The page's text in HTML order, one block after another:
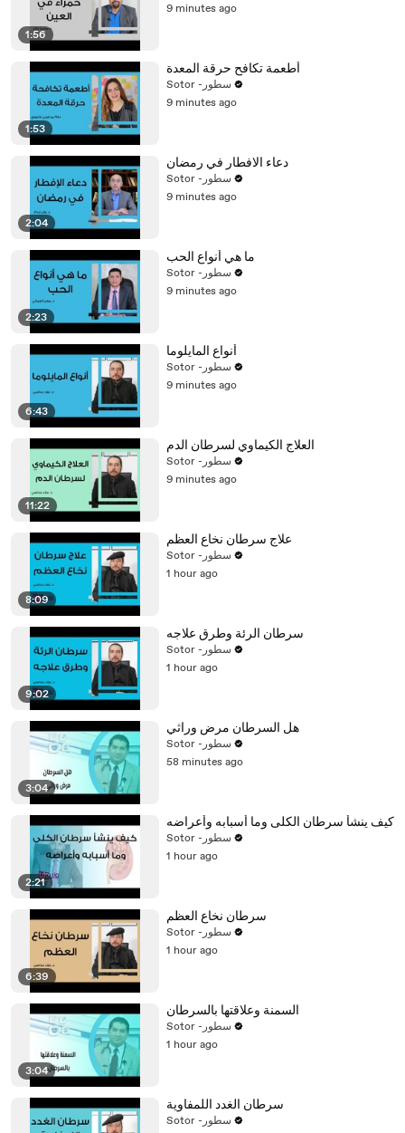
1:56
9 minutes ago
1:53
أطعمة تكافح حرقة المعدة
Sotor -سطور
9 minutes ago
2:04
دعاء الافطار في رمضان
Sotor -سطور
9 minutes ago
2:23
ما هي أنواع الحب
Sotor -سطور
9 minutes ago
6:43
أنواع المايلوما
Sotor -سطور
9 minutes ago
11:22
العلاج الكيماوي لسرطان الدم
Sotor -سطور
9 minutes ago
8:09
علاج سرطان نخاع العظم
Sotor -سطور
1 hour ago
9:02
سرطان الرئة وطرق علاجه
Sotor -سطور
1 hour ago
3:04
هل السرطان مرض وراثي
Sotor -سطور
58 minutes ago
2:21
كيف ينشأ سرطان الكلى وما أسبابه وأعراضه
Sotor -سطور
1 hour ago
6:39
سرطان نخاع العظم
Sotor -سطور
1 hour ago
3:04
السمنة وعلاقتها بالسرطان
Sotor -سطور
1 hour ago
سرطان الغدد اللمفاوية
Sotor -سطور